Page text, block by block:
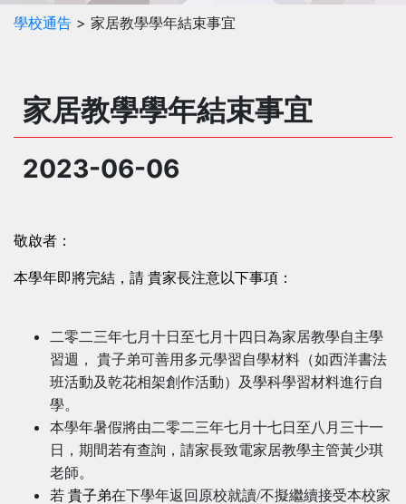
學校通告 > 家居教學學年結束事宜
家居教學學年結束事宜
2023-06-06
敬啟者：
本學年即將完結，請 貴家長注意以下事項：
二零二三年七月十日至七月十四日為家居教學自主學
習週， 貴子弟可善用多元學習自學材料（如西洋書法
班活動及乾花相架創作活動）及學科學習材料進行自
學。
本學年暑假將由二零二三年七月十七日至八月三十一
日，期間若有查詢，請家長致電家居教學主管黃少琪
老師。
若 貴子弟在下學年返回原校就讀/不擬繼續接受本校家